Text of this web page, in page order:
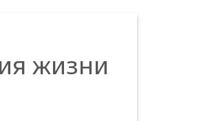
жизни